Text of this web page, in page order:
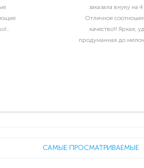
заказала внуку на
Отличное
качество!! Яркая,
продуманная до
САМЫЕ ПРОСМАТРИВАЕМЫЕ